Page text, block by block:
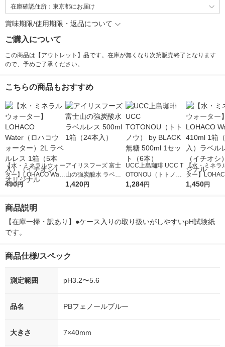
在庫確認住所：東京都にお届け
賞味期限/使用期限・返品について
ご購入について
この商品は【アウトレット】品です。在庫が無くなり次第販売終了となります
ので、予めご了承ください。
こちらの商品もおすすめ
【水・ミネラルウォー
ター】LOHACO Wate
r（ロハコウォータ
シ） オリジナル
490円
アイリスフーズ 富士
山の強炭酸水 ラベル
レス 500ml 1箱（24
1,420円
UCC上島珈琲 UCC T
OTONOU（トトノ
ウ） by BLACK無糖 5
1,284円
【水・ミネラ
ター】
r 410ml 1箱（
1,450円
商品説明
【在庫一掃・訳あり】●ケース入りの取り扱いがしやすいpH試験紙
です。
商品仕様/スペック
測定範囲 pH3.2〜5.6
品名 PBフェノールブルー
大きさ 7×40mm